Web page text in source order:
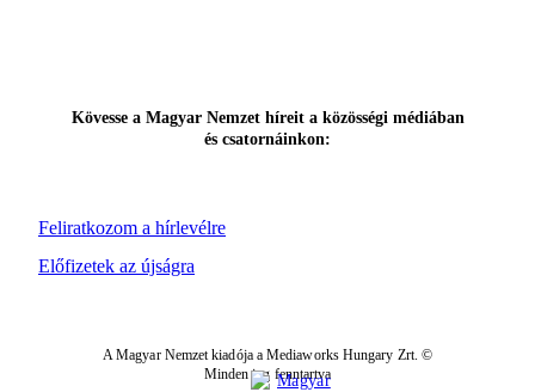
Feliratkozom a hírlevélre
Kövesse a Magyar Nemzet híreit a közösségi médiában
és csatornáinkon:
Előfizetek az újságra
A Magyar Nemzet kiadója a Mediaworks Hungary Zrt. ©
Minden jog fenntartva